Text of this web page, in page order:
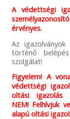
A védettségi
érvényes.
Az
történő
szolgálat!
Figyelem! A
védettségi
oltási igazolás
NEM! Felhívjuk
alapú oltási